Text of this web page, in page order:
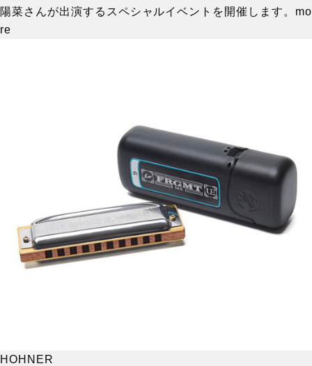
陽菜さんが出演するスペシャルイベントを開催します。 mo
re
HOHNER